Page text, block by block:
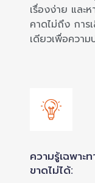
เรื่องง่าย และ
คาดไม่ถึง การ
เดียวเพื่อควา
ความรู้เฉพาะ
ขาดไม่ได้: